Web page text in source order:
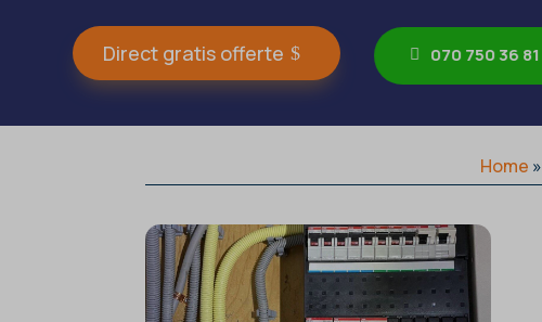
Direct gratis offerte 070 750 36 81
Home »